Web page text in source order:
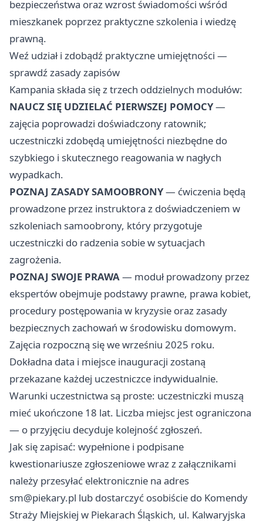
bezpieczeństwa oraz wzrost świadomości wśród
mieszkanek poprzez praktyczne szkolenia i wiedzę
prawną.
Weź udział i zdobądź praktyczne umiejętności —
sprawdź zasady zapisów
Kampania składa się z trzech oddzielnych modułów:
NAUCZ SIĘ UDZIELAĆ PIERWSZEJ POMOCY—
zajęcia poprowadzi doświadczony ratownik;
uczestniczki zdobędą umiejętności niezbędne do
szybkiego i skutecznego reagowania w nagłych
wypadkach.
POZNAJ ZASADY SAMOOBRONY— ćwiczenia będą
prowadzone przez instruktora z doświadczeniem w
szkoleniach samoobrony, który przygotuje
uczestniczki do radzenia sobie w sytuacjach
zagrożenia.
POZNAJ SWOJE PRAWA— moduł prowadzony przez
ekspertów obejmuje podstawy prawne, prawa kobiet,
procedury postępowania w kryzysie oraz zasady
bezpiecznych zachowań w środowisku domowym.
Zajęcia rozpoczną się we wrześniu 2025 roku.
Dokładna data i miejsce inauguracji zostaną
przekazane każdej uczestniczce indywidualnie.
Warunki uczestnictwa są proste: uczestniczki muszą
mieć ukończone 18 lat. Liczba miejsc jest ograniczona
— o przyjęciu decyduje kolejność zgłoszeń.
Jak się zapisać: wypełnione i podpisane
kwestionariusze zgłoszeniowe wraz z załącznikami
należy przesyłać elektronicznie na adres
sm@piekary.pl lub dostarczyć osobiście do Komendy
Straży Miejskiej w Piekarach Śląskich, ul. Kalwaryjska